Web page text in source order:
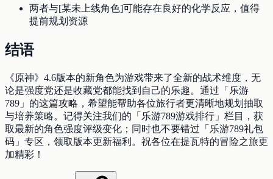
两者与[某未上线角色]可能存在良好的化学反应，值得
提前规划资源
结语
《原神》4.6版本的新角色为游戏带来了全新的战术维度，无
论是强度党还是收藏党都能找到自己的乐趣。通过「乐游
789」的这篇攻略，希望能帮助各位旅行者更清晰地规划抽取
与培养策略。记得关注我们的「乐游789游戏排行」栏目，获
取最新的角色强度评级变化；同时也不要错过「乐游789礼包
码」专区，领取版本更新福利。祝各位在提瓦特的冒险之旅更
加精彩！